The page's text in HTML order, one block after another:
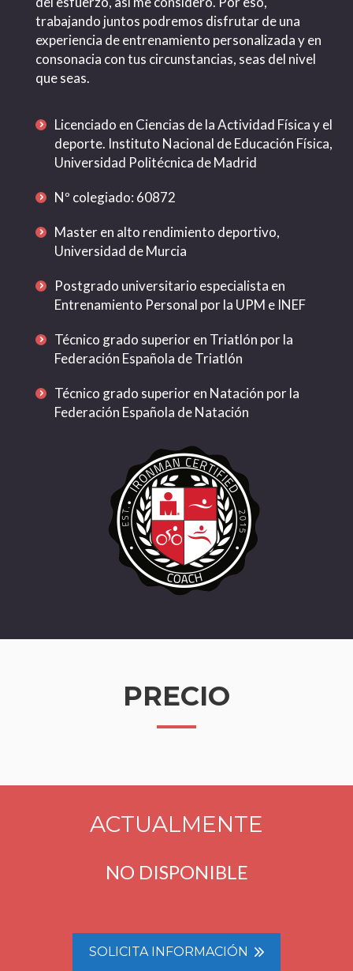
trabajando juntos podremos disfrutar de una
experiencia de entrenamiento personalizada y en
consonacia con tus circunstancias, seas del nivel
que seas.
Licenciado en Ciencias de la Actividad Física y el
deporte. Instituto Nacional de Educación Física,
Universidad Politécnica de Madrid
Nº colegiado: 60872
Master en alto rendimiento deportivo,
Universidad de Murcia
Postgrado universitario especialista en
Entrenamiento Personal por la UPM e INEF
Técnico grado superior en Triatlón por la
Federación Española de Triatlón
Técnico grado superior en Natación por la
Federación Española de Natación
PRECIO
ACTUALMENTE
NO DISPONIBLE
SOLICITA INFORMACIÓN